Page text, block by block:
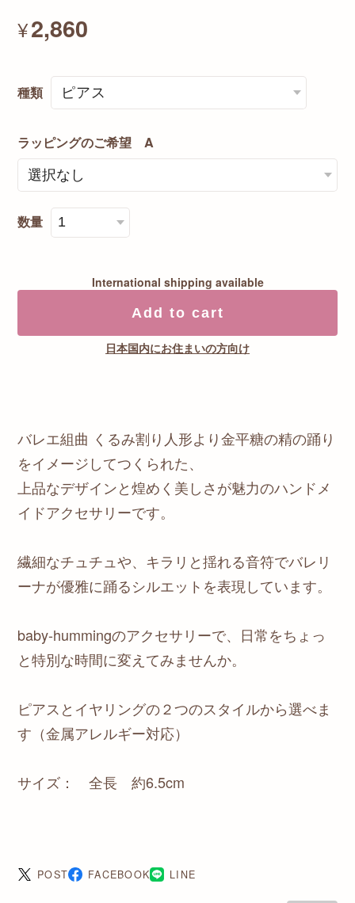
¥2,860
種類
ラッピングのご希望 A
数量
International shipping available
Add to cart
日本国内にお住まいの方向け
バレエ組曲 くるみ割り人形より金平糖の精の踊り
をイメージしてつくられた、
上品なデザインと煌めく美しさが魅力のハンドメ
イドアクセサリーです。
繊細なチュチュや、キラリと揺れる音符でバレリ
ーナが優雅に踊るシルエットを表現しています。
baby-hummingのアクセサリーで、日常をちょっ
と特別な時間に変えてみませんか。
ピアスとイヤリングの２つのスタイルから選べま
す（金属アレルギー対応）
サイズ： 全長 約6.5cm
POST FACEBOOK LINE